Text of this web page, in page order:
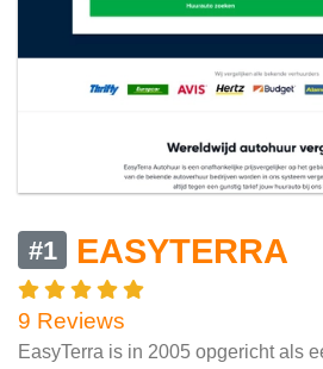
#1 EASYTERRA
9 Reviews
EasyTerra is in 2005 opgericht als